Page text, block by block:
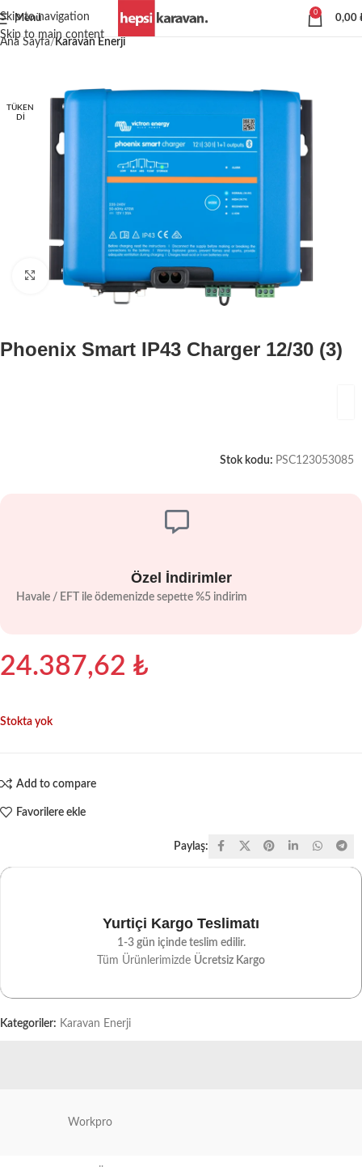
Skip to navigation
Skip to main content
Menü
0
0,00
Ana Sayfa Karavan Enerji
TÜKEN
DI
Büyütmek için tıklayın
Phoenix Smart IP43 Charger 12/30 (3)
Stok kodu: PSC123053085
Özel İndirimler
Havale / EFT ile ödemenizde sepette %5 indirim
24.387,62 ₺
Stokta yok
Add to compare
Favorilere ekle
Paylaş:
Yurtiçi Kargo Teslimatı
1-3 gün içinde teslim edilir.
Tüm Ürünlerimizde Ücretsiz Kargo
Kategoriler: Karavan Enerji
Workpro